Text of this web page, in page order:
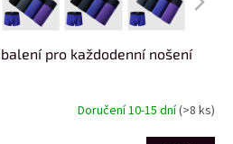
pro každodenní nošení
Doručení 10-15 dní(>8 ks)